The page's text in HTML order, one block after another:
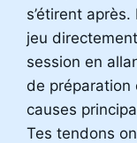
s’étirent
jeu
session en
de préparation
causes
Tes tendons